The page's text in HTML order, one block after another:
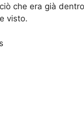
che era già
visto.